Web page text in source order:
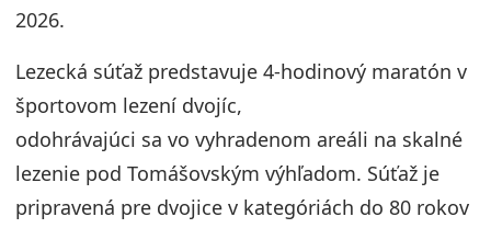
2026.
Lezecká súťaž predstavuje 4-hodinový maratón v
športovom lezení dvojíc,
odohrávajúci sa vo vyhradenom areáli na skalné
lezenie pod Tomášovským výhľadom. Súťaž je
pripravená pre dvojice v kategóriách do 80 rokov